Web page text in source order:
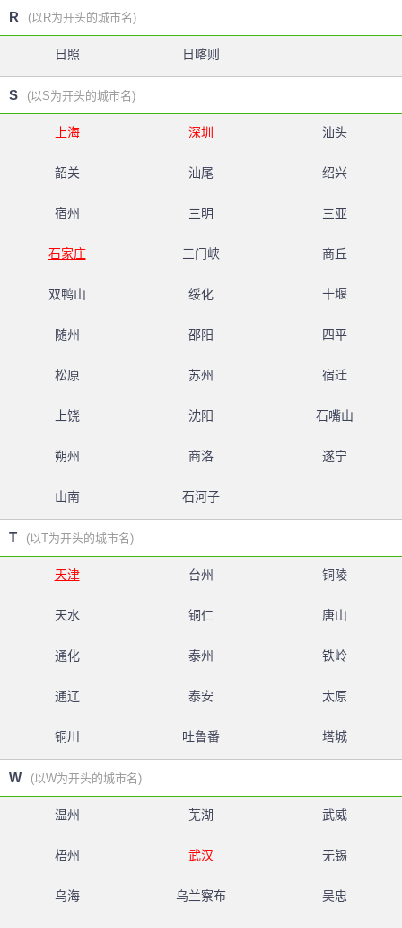
R (以R为开头的城市名)
日照 日喀则
S (以S为开头的城市名)
上海 深圳 汕头
韶关 汕尾 绍兴
宿州 三明 三亚
石家庄 三门峡 商丘
双鸭山 绥化 十堰
随州 邵阳 四平
松原 苏州 宿迁
上饶 沈阳 石嘴山
朔州 商洛 遂宁
山南 石河子
T (以T为开头的城市名)
天津 台州 铜陵
天水 铜仁 唐山
通化 泰州 铁岭
通辽 泰安 太原
铜川 吐鲁番 塔城
W (以W为开头的城市名)
温州 芜湖 武威
梧州 武汉 无锡
乌海 乌兰察布 吴忠